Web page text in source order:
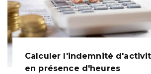
Calculer l'indemnité
en présence d'heures